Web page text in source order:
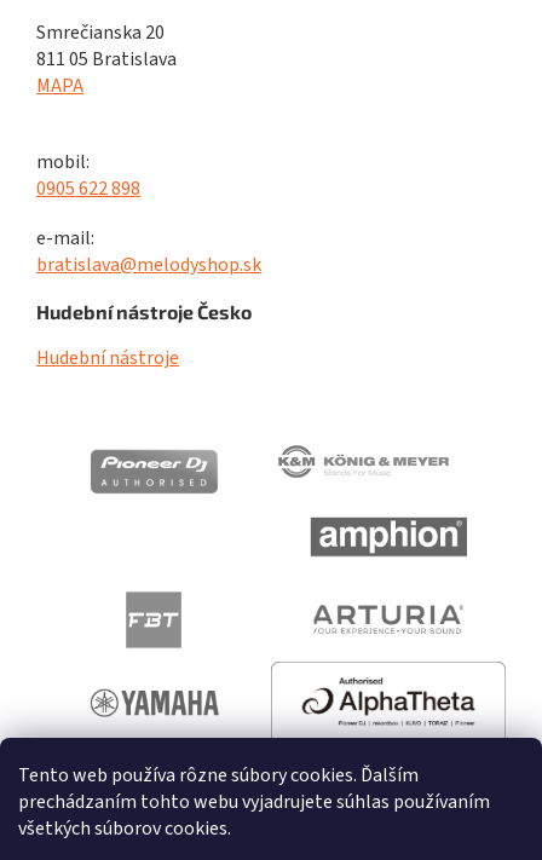
Tento web používa rôzne súbory cookies. Ďalším
prechádzaním tohto webu vyjadrujete súhlas používaním
všetkých súborov cookies.
Smrečianska 20
811 05 Bratislava
MAPA
mobil:
0905 622 898
e-mail:
bratislava@melodyshop.sk
Hudební nástroje Česko
Hudební nástroje